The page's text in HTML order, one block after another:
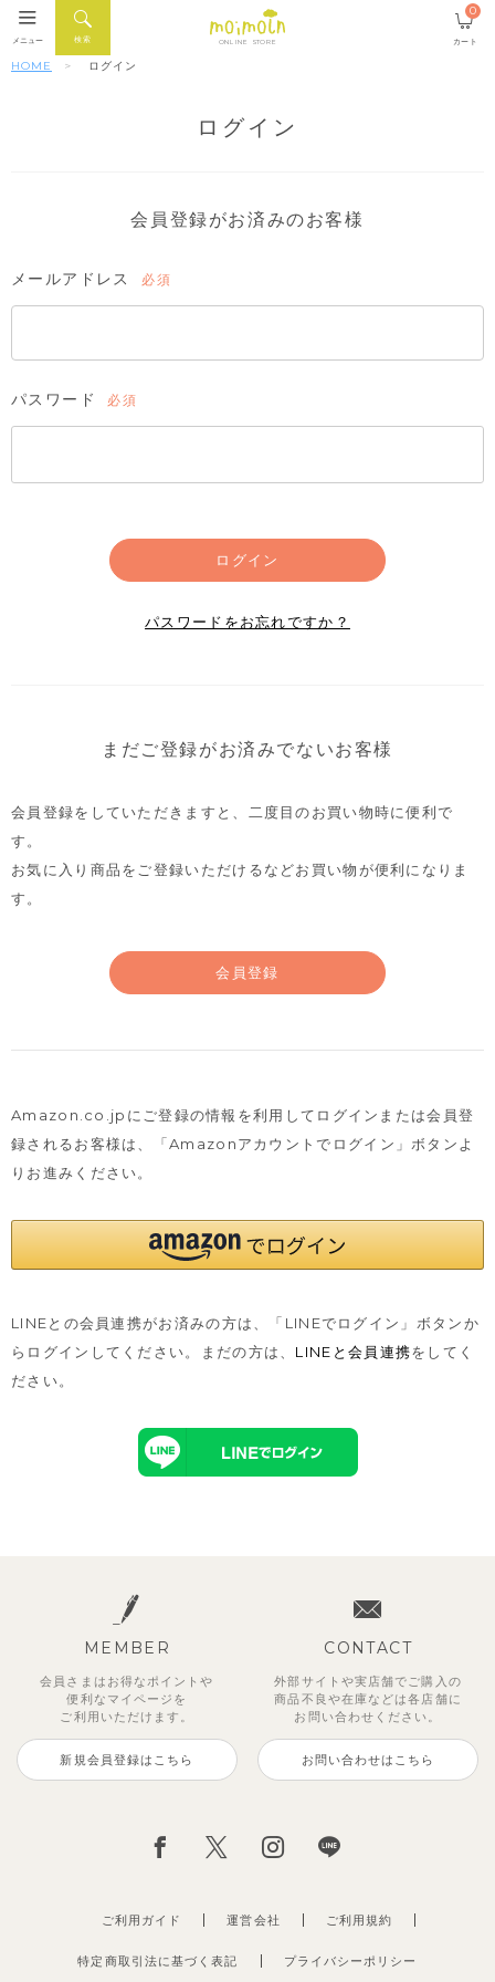
ONLINE STORE
検索
メニュー カート
0
HOME ログイン
ログイン
会員登録がお済みのお客様
メールアドレス
須)
パスワード
須)
ログイン
パスワードをお忘れですか？
まだご登録がお済みでないお客様
会員登録をしていただきますと、二度目のお買い物時に便利で
す。
お気に入り商品をご登録いただけるなどお買い物が便利になりま
す。
会員登録
Amazon.co.jpにご登録の情報を利用してログインまたは会員登
録されるお客様は、
「Amazonアカウントでログイン」ボタンよ
りお進みください。
LINEとの会員連携がお済みの方は、「LINEでログイン」ボタンか
らログインしてください。まだの方は、 LINEと会員連携をしてく
ださい。
MEMBER
会員さまはお得なポイントや
便利な マイページを
ご利用いただけます。
新規会員登録はこちら
CONTACT
外部サイトや実店舗でご購入の
商品不良や在庫などは各店舗に
お問い合わせください。
お問い合わせはこちら
ご利用ガイド 運営会社
特定商取引法に基づく表記 プライバシーポリシー
ご利用規約